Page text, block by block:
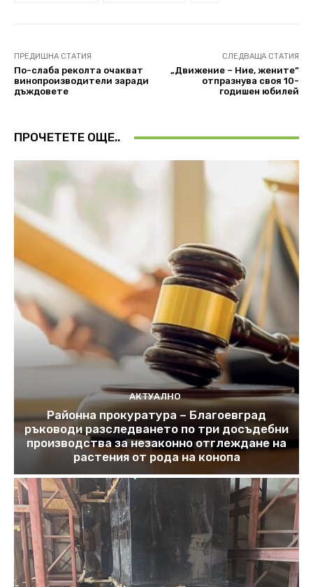
ПРЕДИШНА СТАТИЯ
По-слаба реколта очакват
винопроизводители заради
дъждовете
СЛЕДВАЩА СТАТИЯ
„Движение – Ние, жените“
отпразнува своя 10-
годишен юбилей
ПРОЧЕТЕТЕ ОЩЕ..
АКТУАЛНО
Районна прокуратура – Благоевград
ръководи разследването по три досъдебни
производства за незаконно отглеждане на
растения от рода на конопа